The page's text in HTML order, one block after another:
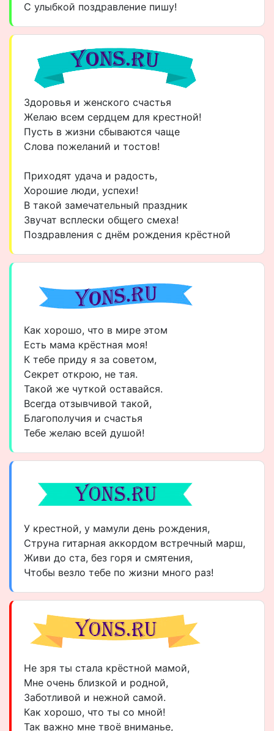
С улыбкой поздравление пишу!
Здоровья и женского счастья
Желаю всем сердцем для крестной!
Пусть в жизни сбываются чаще
Слова пожеланий и тостов!
Приходят удача и радость,
Хорошие люди, успехи!
В такой замечательный праздник
Звучат всплески общего смеха!
Поздравления с днём рождения крёстной
Как хорошо, что в мире этом
Есть мама крёстная моя!
К тебе приду я за советом,
Секрет открою, не тая.
Такой же чуткой оставайся.
Всегда отзывчивой такой,
Благополучия и счастья
Тебе желаю всей душой!
У крестной, у мамули день рождения,
Струна гитарная аккордом встречный марш,
Живи до ста, без горя и смятения,
Чтобы везло тебе по жизни много раз!
Не зря ты стала крёстной мамой,
Мне очень близкой и родной,
Заботливой и нежной самой.
Как хорошо, что ты со мной!
Так важно мне твоё вниманье,